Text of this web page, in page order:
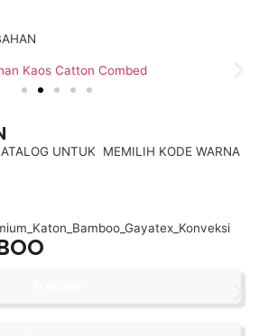
UNTUK MEMILIH KODE WARNA